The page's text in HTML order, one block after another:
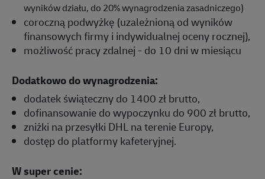
wyników działu, do 20% wynagrodzenia zasadniczego)
coroczną podwyżkę (uzależnioną od wyników
finansowych firmy i indywidualnej oceny rocznej),
możliwość pracy zdalnej - do 10 dni w miesiącu
Dodatkowo do wynagrodzenia:
dodatek świąteczny do 1400 zł brutto,
dofinansowanie do wypoczynku do 900 zł brutto,
zniżki na przesyłki DHL na terenie Europy,
dostęp do platformy kafeteryjnej.
W super cenie: